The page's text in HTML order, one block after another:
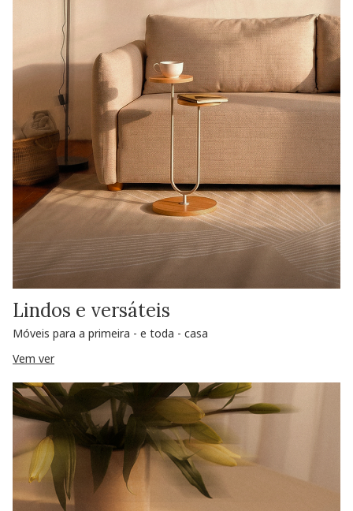
Lindos e versáteis
Móveis para a primeira - e toda - casa
Vem ver